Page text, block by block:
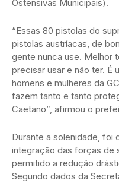
Ostensivas Municipais).
“Essas 80 pistolas do
pistolas austríacas, de
gente nunca use. Melhor
precisar usar e não ter. É
homens e mulheres da
fazem tanto e tanto
Caetano”, afirmou o
Durante a solenidade, foi
integração das forças de
permitido a redução
Segundo dados da